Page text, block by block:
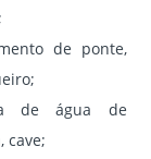
de ponte,
de água de
cave;